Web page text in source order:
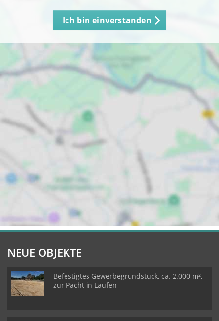
Ich bin einverstanden
NEUE OBJEKTE
Befestigtes Gewerbegrundstück, ca. 2.000 m²,
zur Pacht in Laufen